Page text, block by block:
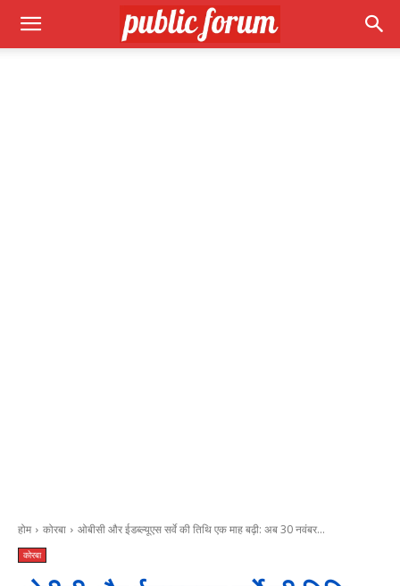
होम कोरबा ओबीसी और ईडब्ल्यूएस सर्वे की तिथि एक माह बढ़ी: अब 30 नवंबर...
कोरबा